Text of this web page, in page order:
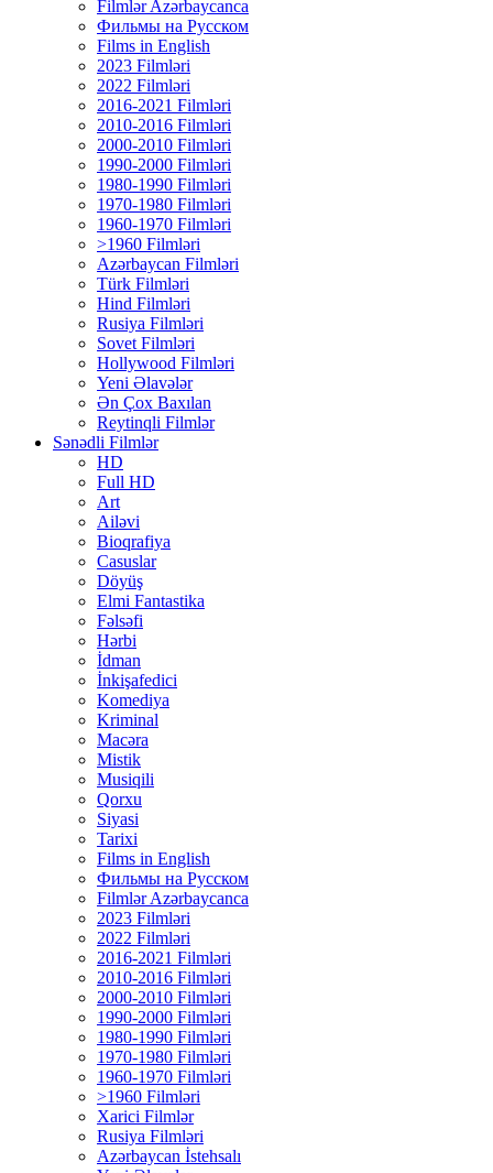
Filmlər Azərbaycanca
Фильмы на Русском
Films in English
2023 Filmləri
2022 Filmləri
2016-2021 Filmləri
2010-2016 Filmləri
2000-2010 Filmləri
1990-2000 Filmləri
1980-1990 Filmləri
1970-1980 Filmləri
1960-1970 Filmləri
>1960 Filmləri
Azərbaycan Filmləri
Türk Filmləri
Hind Filmləri
Rusiya Filmləri
Sovet Filmləri
Hollywood Filmləri
Yeni Əlavələr
Ən Çox Baxılan
Reytinqli Filmlər
Sənədli Filmlər
HD
Full HD
Art
Ailəvi
Bioqrafiya
Casuslar
Döyüş
Elmi Fantastika
Fəlsəfi
Hərbi
İdman
İnkişafedici
Komediya
Kriminal
Macəra
Mistik
Musiqili
Qorxu
Siyasi
Tarixi
Films in English
Фильмы на Русском
Filmlər Azərbaycanca
2023 Filmləri
2022 Filmləri
2016-2021 Filmləri
2010-2016 Filmləri
2000-2010 Filmləri
1990-2000 Filmləri
1980-1990 Filmləri
1970-1980 Filmləri
1960-1970 Filmləri
>1960 Filmləri
Xarici Filmlər
Rusiya Filmləri
Azərbaycan İstehsalı